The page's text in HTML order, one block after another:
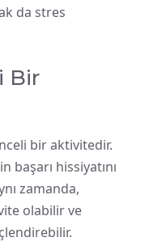
da stres
Bir
bir aktivitedir.
başarı hissiyatını
zamanda,
olabilir ve